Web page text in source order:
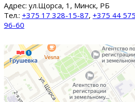
Адрес: ул.Щорса, 1, Минск, РБ
Тел.: +375 17 328-15-87, +375 44
96-60